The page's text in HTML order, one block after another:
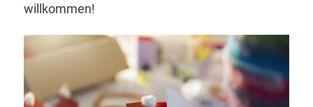
willkommen!